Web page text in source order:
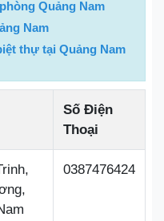
Quảng Nam
Nam
thự tại Quảng Nam
Số Điện
Thoại
0387476424